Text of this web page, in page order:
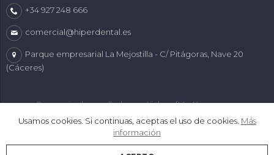
Usamos cookies. Si continuas, aceptas el uso de cookies. Más
información
+34 927 248 666
comercial@hiperdental.es
Parque empresarial La Mejostilla - C/ Pitágoras, Nave 20
(Cáceres)
Comercio desarrollado conLinkasoft LeKommerce